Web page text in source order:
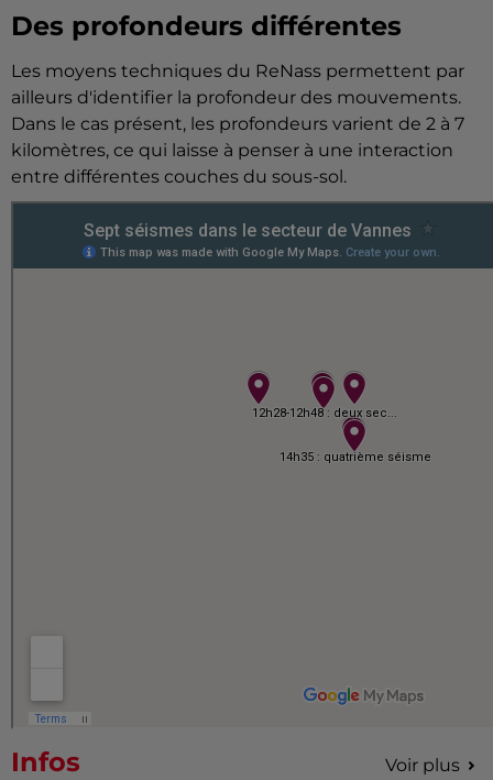
Des profondeurs différentes
Les moyens techniques du ReNass permettent par
ailleurs d'identifier la profondeur des mouvements.
Dans le cas présent, les profondeurs varient de 2 à 7
kilomètres, ce qui laisse à penser à une interaction
entre différentes couches du sous-sol.
Infos Voir plus